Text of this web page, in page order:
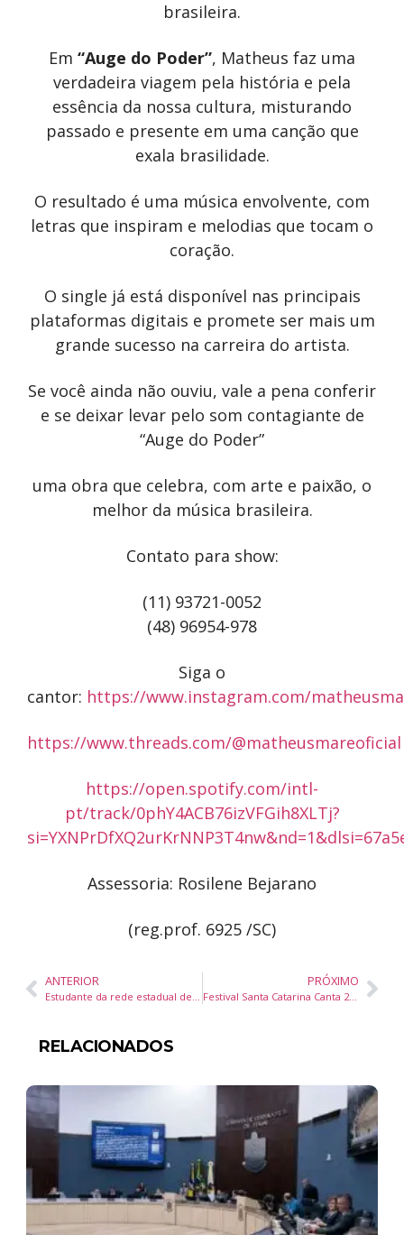
brasileira.
Em “Auge do Poder”, Matheus faz uma
verdadeira viagem pela história e pela
essência da nossa cultura, misturando
passado e presente em uma canção que
exala brasilidade.
O resultado é uma música envolvente, com
letras que inspiram e melodias que tocam o
coração.
O single já está disponível nas principais
plataformas digitais e promete ser mais um
grande sucesso na carreira do artista.
Se você ainda não ouviu, vale a pena conferir
e se deixar levar pelo som contagiante de
“Auge do Poder”
uma obra que celebra, com arte e paixão, o
melhor da música brasileira.
Contato para show:
(11) 93721-0052
(48) 96954-978
Siga o
cantor: https://www.instagram.com/
https://www.threads.com/@matheusmareoficial
https://open.spotify.com/intl-
pt/track/0phY4ACB76izVFGih8XLTj?
Assessoria: Rosilene Bejarano
(reg.prof. 6925 /SC)
ANTERIOR
Estudante da rede estadual de Santa Catarina vence categoria geral do Festival Santa Catarina Canta
PRÓXIMO
Festival Santa Catarina Canta 2025 Coroa Vencedores de Meio-Oeste e Sul em Final Emocionante
RELACIONADOS